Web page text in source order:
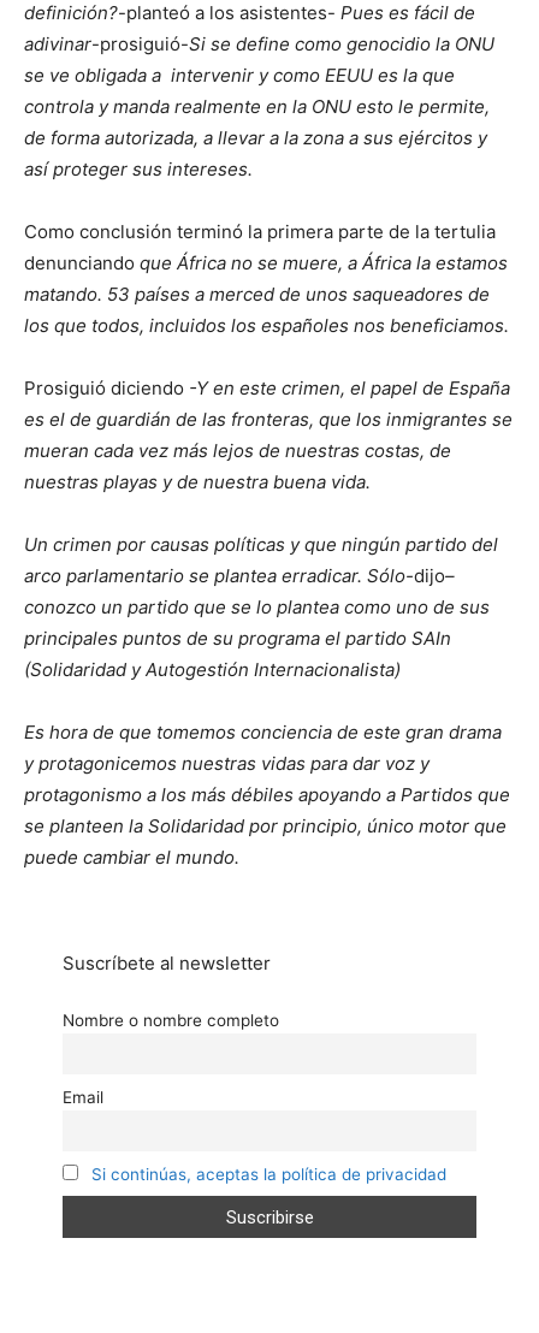
definición?-planteó a los asistentes- Pues es fácil de
adivinar-prosiguió-Si se define como genocidio la ONU
se ve obligada a intervenir y como EEUU es la que
controla y manda realmente en la ONU esto le permite,
de forma autorizada, a llevar a la zona a sus ejércitos y
así proteger sus intereses.
Como conclusión terminó la primera parte de la tertulia
denunciando que África no se muere, a África la estamos
matando. 53 países a merced de unos saqueadores de
los que todos, incluidos los españoles nos beneficiamos.
Prosiguió diciendo -Y en este crimen, el papel de España
es el de guardián de las fronteras, que los inmigrantes se
mueran cada vez más lejos de nuestras costas, de
nuestras playas y de nuestra buena vida.
Un crimen por causas políticas y que ningún partido del
arco parlamentario se plantea erradicar. Sólo-dijo–
conozco un partido que se lo plantea como uno de sus
principales puntos de su programa el partido SAIn
(Solidaridad y Autogestión Internacionalista)
Es hora de que tomemos conciencia de este gran drama
y protagonicemos nuestras vidas para dar voz y
protagonismo a los más débiles apoyando a Partidos que
se planteen la Solidaridad por principio, único motor que
puede cambiar el mundo.
Suscríbete al newsletter
Nombre o nombre completo
Email
Si continúas, aceptas la política de privacidad